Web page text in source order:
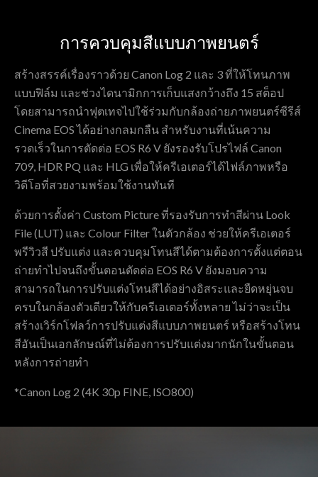
การควบคุมสีแบบภาพยนตร์
สร้างสรรค์เรื่องราวด้วย Canon Log 2 และ 3 ที่ให้โทนภาพ
แบบฟิล์ม และช่วงไดนามิกการเก็บแสงกว้างถึง 15 สต็อป
โดยสามารถนำฟุตเทจไปใช้ร่วมกับกล้องถ่ายภาพยนตร์ซีรีส์
Cinema EOS ได้อย่างกลมกลืน สำหรับงานที่เน้นความ
รวดเร็วในการตัดต่อ EOS R6 V ยังรองรับโปรไฟล์ Canon
709, HDR PQ และ HLG เพื่อให้ครีเอเตอร์ได้ไฟล์ภาพหรือ
วิดีโอที่สวยงามพร้อมใช้งานทันที
ด้วยการตั้งค่า Custom Picture ที่รองรับการทำสีผ่าน Look
File (LUT) และ Colour Filter ในตัวกล้อง ช่วยให้ครีเอเตอร์
พรีวิวสี ปรับแต่ง และควบคุมโทนสีได้ตามต้องการตั้งแต่ตอน
ถ่ายทำไปจนถึงขั้นตอนตัดต่อ EOS R6 V ยังมอบความ
สามารถในการปรับแต่งโทนสีได้อย่างอิสระและยืดหยุ่นจบ
ครบในกล้องตัวเดียวให้กับครีเอเตอร์ทั้งหลาย ไม่ว่าจะเป็น
สร้างเวิร์กโฟลว์การปรับแต่งสีแบบภาพยนตร์ หรือสร้างโทน
สีอันเป็นเอกลักษณ์ที่ไม่ต้องการปรับแต่งมากนักในขั้นตอน
หลังการถ่ายทำ
*Canon Log 2 (4K 30p FINE, ISO800)